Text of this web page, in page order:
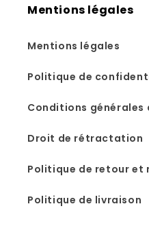
Mentions légales
Mentions légales
Politique de
Conditions générales
Droit de rétractation
Politique de retour et
Politique de livraison